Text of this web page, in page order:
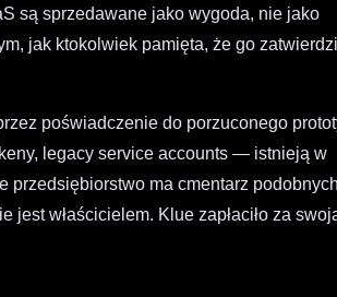
są sprzedawane jako wygoda, nie jako
jak ktokolwiek pamięta, że go
poświadczenie do porzuconego
legacy service accounts — istnieją w
przedsiębiorstwo ma cmentarz podobnych
właścicielem. Klue zapłaciło za